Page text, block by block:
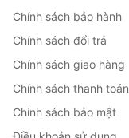
Chính sách bảo hành
Chính sách đổi trả
Chính sách giao hàng
Chính sách thanh toán
Chính sách bảo mật